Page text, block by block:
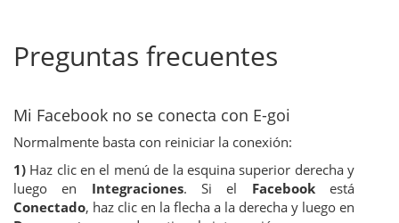
Preguntas frecuentes
Mi Facebook no se conecta con E-goi
Normalmente basta con reiniciar la conexión:
1) Haz clic en el menú de la esquina superior derecha y
luego en Integraciones. Si el Facebookestá
Conectado, haz clic en la flecha a la derecha y luego en